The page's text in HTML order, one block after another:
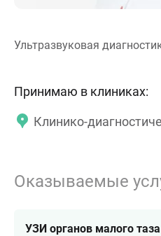
Ультразвуковая
Принимаю в клиниках:
Клинико-
Оказываемые
УЗИ органов малого таза